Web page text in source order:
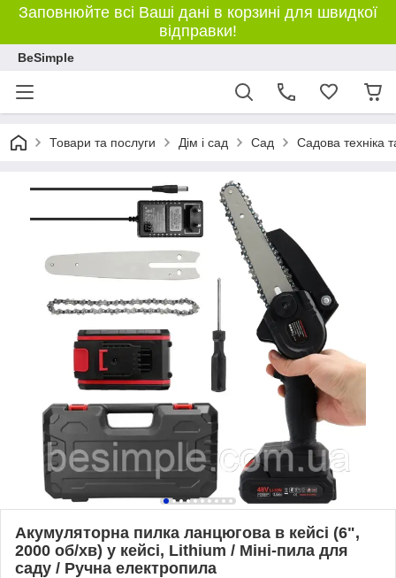
Заповнюйте всі Ваші дані в корзині для швидкої
відправки!
BeSimple
Товари та послуги Дім і сад Сад Садова техніка
Акумуляторна пилка ланцюгова в кейсі (6",
2000 об/хв) у кейсі, Lithium / Міні-пила для
саду / Ручна електропила